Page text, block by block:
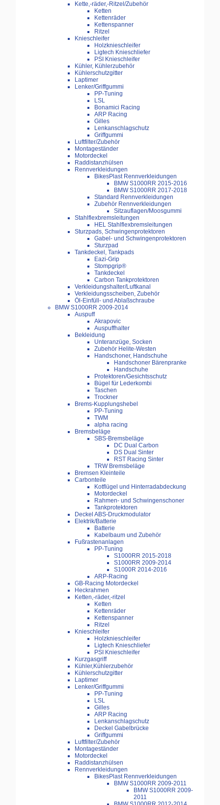
Kette,-räder,-Ritzel/Zubehör
Ketten
Kettenräder
Kettenspanner
Ritzel
Knieschleifer
Holzknieschleifer
Ligtech Knieschliefer
PSI Knieschleifer
Kühler, Kühlerzubehör
Kühlerschutzgitter
Laptimer
Lenker/Griffgummi
PP-Tuning
LSL
Bonamici Racing
ARP Racing
Gilles
Lenkanschlagschutz
Griffgummi
Luftfilter/Zubehör
Montageständer
Motordeckel
Raddistanzhülsen
Rennverkleidungen
BikesPlast Rennverkleidungen
BMW S1000RR 2015-2016
BMW S1000RR 2017-2018
Standard Rennverkleidungen
Zubehör Rennverkleidungen
Sitzauflagen/Moosgummi
Stahlflexbremsleitungen
HEL Stahlflexbremsleitungen
Sturzpads, Schwingenprotektoren
Gabel- und Schwingenprotektoren
Sturzpad
Tankdeckel, Tankpads
Eazi-Grip
Stompgrip®
Tankdeckel
Carbon Tankprotektoren
Verkleidungshalter/Luftkanal
Verkleidungsscheiben, Zubehör
Öl-Einfüll- und Ablaßschraube
BMW S1000RR 2009-2014
Auspuff
Akrapovic
Auspuffhalter
Bekleidung
Unteranzüge, Socken
Zubehör Helite-Westen
Handschoner, Handschuhe
Handschoner Bärenpranke
Handschuhe
Protektoren/Gesichtsschutz
Bügel für Lederkombi
Taschen
Trockner
Brems-Kupplungshebel
PP-Tuning
TWM
alpha racing
Bremsbeläge
SBS-Bremsbeläge
DC Dual Carbon
DS Dual Sinter
RST Racing Sinter
TRW Bremsbeläge
Bremsen Kleinteile
Carbonteile
Kotflügel und Hinterradabdeckung
Motordeckel
Rahmen- und Schwingenschoner
Tankprotektoren
Deckel ABS-Druckmodulator
Elektrik/Batterie
Batterie
Kabelbaum und Zubehör
Fußrastenanlagen
PP-Tuning
S1000RR 2015-2018
S1000RR 2009-2014
S1000R 2014-2016
ARP-Racing
GB-Racing Motordeckel
Heckrahmen
Ketten,-räder,-ritzel
Ketten
Kettenräder
Kettenspanner
Ritzel
Knieschleifer
Holzknieschleifer
Ligtech Knieschliefer
PSI Knieschleifer
Kurzgasgriff
Kühler,Kühlerzubehör
Kühlerschutzgitter
Laptimer
Lenker/Griffgummi
PP-Tuning
LSL
Gilles
ARP Racing
Lenkanschlagschutz
Deckel Gabelbrücke
Griffgummi
Luftfilter/Zubehör
Montageständer
Motordeckel
Raddistanzhülsen
Rennverkleidungen
BikesPlast Rennverkleidungen
BMW S1000RR 2009-2011
BMW S1000RR 2009-
2011